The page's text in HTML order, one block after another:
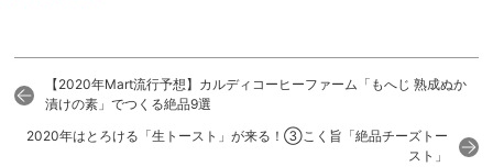
【2020年Mart流行予想】カルディコーヒーファーム「もへじ 熟成ぬか
漬けの素」でつくる絶品9選
2020年はとろける「生トースト」が来る！③こく旨「絶品チーズトー
スト」